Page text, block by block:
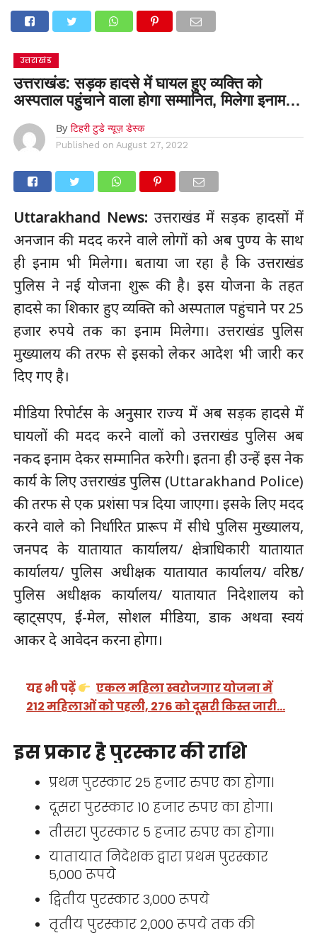
उत्तराखंड
उत्तराखंड: सड़क हादसे में घायल हुए व्यक्ति को
अस्पताल पहुंचाने वाला होगा सम्मानित, मिलेगा इनाम…
By टिहरी टुडे न्यूज़ डेस्क
Published on August 27, 2022
Uttarakhand News: उत्तराखंड में सड़क हादसों में
अनजान की मदद करने वाले लोगों को अब पुण्य के साथ
ही इनाम भी मिलेगा। बताया जा रहा है कि उत्तराखंड
पुलिस ने नई योजना शुरू की है। इस योजना के तहत
हादसे का शिकार हुए व्यक्ति को अस्पताल पहुंचाने पर 25
हजार रुपये तक का इनाम मिलेगा। उत्तराखंड पुलिस
मुख्यालय की तरफ से इसको लेकर आदेश भी जारी कर
दिए गए है।
मीडिया रिपोर्टस के अनुसार राज्य में अब सड़क हादसे में
घायलों की मदद करने वालों को उत्तराखंड पुलिस अब
नकद इनाम देकर सम्मानित करेगी। इतना ही उन्हें इस नेक
कार्य के लिए उत्तराखंड पुलिस (Uttarakhand Police)
की तरफ से एक प्रशंसा पत्र दिया जाएगा। इसके लिए मदद
करने वाले को निर्धारित प्रारूप में सीधे पुलिस मुख्यालय,
जनपद के यातायात कार्यालय/ क्षेत्राधिकारी यातायात
कार्यालय/ पुलिस अधीक्षक यातायात कार्यालय/ वरिष्ठ/
पुलिस अधीक्षक कार्यालय/ यातायात निदेशालय को
व्हाट्सएप, ई-मेल, सोशल मीडिया, डाक अथवा स्वयं
आकर दे आवेदन करना होगा।
यह भी पढ़ें
एकल महिला स्वरोजगार योजना में
212 महिलाओं को पहली, 276 को दूसरी किस्त जारी…
इस प्रकार है पुरस्कार की राशि
प्रथम पुरस्कार 25 हजार रुपए का होगा।
दूसरा पुरस्कार 10 हजार रुपए का होगा।
तीसरा पुरस्कार 5 हजार रुपए का होगा।
यातायात निदेशक द्वारा प्रथम पुरस्कार
5,000 रूपये
द्वितीय पुरस्कार 3,000 रूपये
तृतीय पुरस्कार 2,000 रूपये तक की